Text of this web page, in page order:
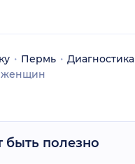
Пермь
Диагностика
женщин
быть полезно